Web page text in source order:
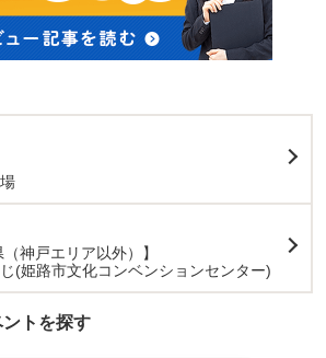
（神戸エリア以外）】
(姫路市文化コンベンションセンター)
トを探す